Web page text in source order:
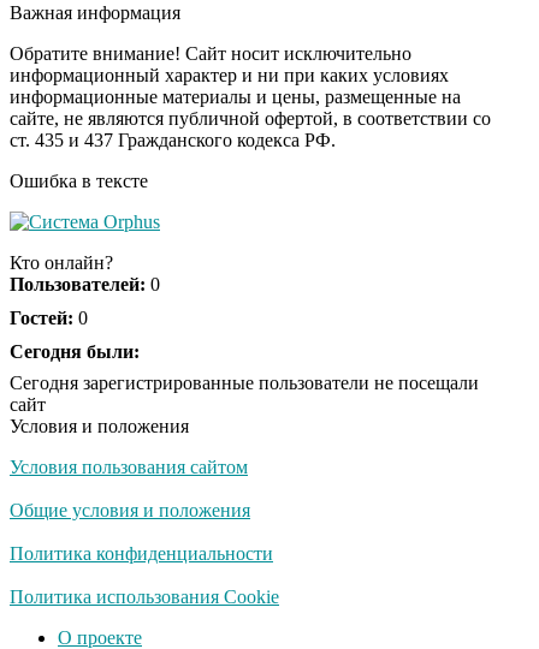
шоке от увиденного
i
Ролик из Омска: вы
будете смеяться долго
Ржу не переставая, это
Скрытая камера на
люди вытворяют, когда
Ролик длится
смеяться вы будете
Королева вагона
оставит равнодушным
Важная информация
Обратите внимание! Сайт носит исключительно
информационный характер и ни при каких условиях
информационные материалы и цены, размещенные на
сайте, не являются публичной офертой, в соответствии со
ст. 435 и 437 Гражданского кодекса РФ.
Ошибка в тексте
Кто онлайн?
Пользователей: 0
Гостей: 0
Сегодня были:
Сегодня зарегистрированные пользователи не посещали
сайт
Условия и положения
Условия пользования сайтом
Общие условия и положения
Политика конфиденциальности
Политика использования Cookie
О проекте